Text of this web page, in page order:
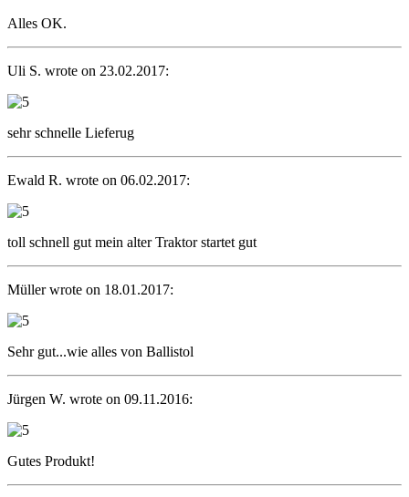
Alles OK.
Uli S. wrote on 23.02.2017:
sehr schnelle Lieferug
Ewald R. wrote on 06.02.2017:
toll schnell gut mein alter Traktor startet gut
Müller wrote on 18.01.2017:
Sehr gut...wie alles von Ballistol
Jürgen W. wrote on 09.11.2016:
Gutes Produkt!